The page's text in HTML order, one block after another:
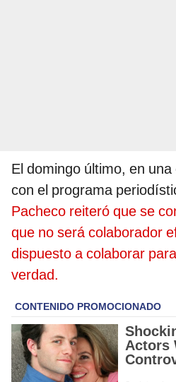
El domingo último, en
con el programa
Pacheco reiteró que se
que no será colaborador
dispuesto a colaborar
verdad.